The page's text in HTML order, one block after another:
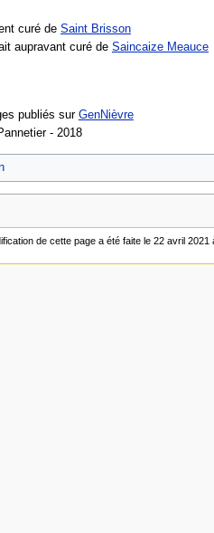
curé de Saint Brisson
aupravant curé de Saincaize Meauce
publiés sur GenNièvre
- 2018
de cette page a été faite le 22 avril 2021